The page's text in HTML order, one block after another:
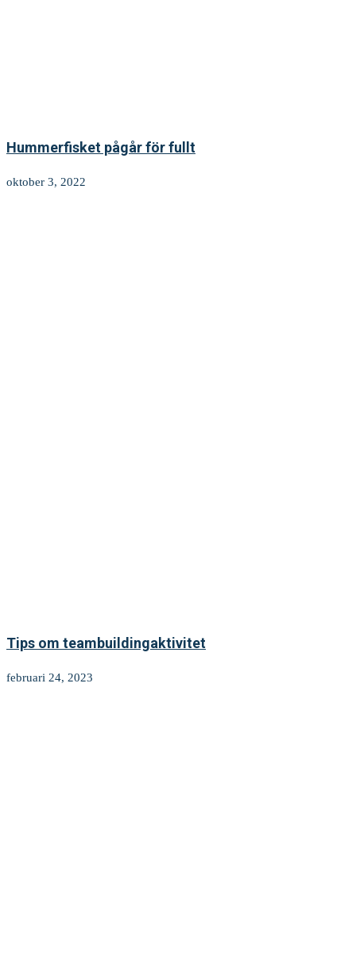
Hummerfisket pågår för fullt
oktober 3, 2022
Tips om teambuildingaktivitet
februari 24, 2023